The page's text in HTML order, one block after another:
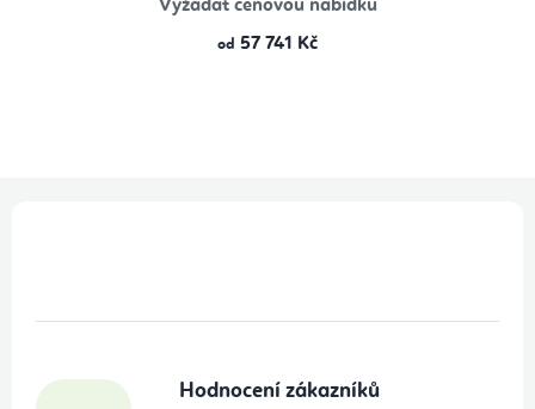
Vyžádat cenovou nabídku
od 57 741 Kč
Hodnocení zákazníků